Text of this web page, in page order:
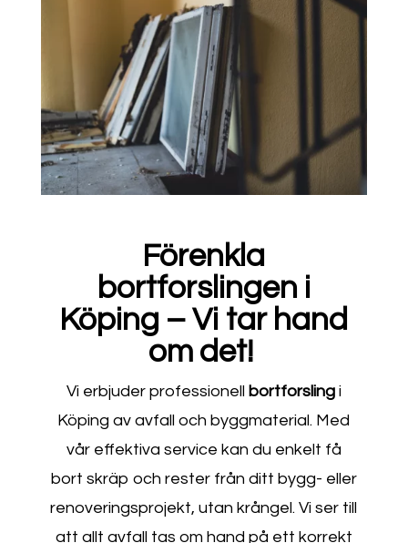
Förenkla
bortforslingen i
Köping – Vi tar hand
om det!
Vi erbjuder professionell bortforslingi
Köping av avfall och byggmaterial. Med
vår effektiva service kan du enkelt få
bort skräp och rester från ditt bygg- eller
renoveringsprojekt, utan krångel. Vi ser till
att allt avfall tas om hand på ett korrekt